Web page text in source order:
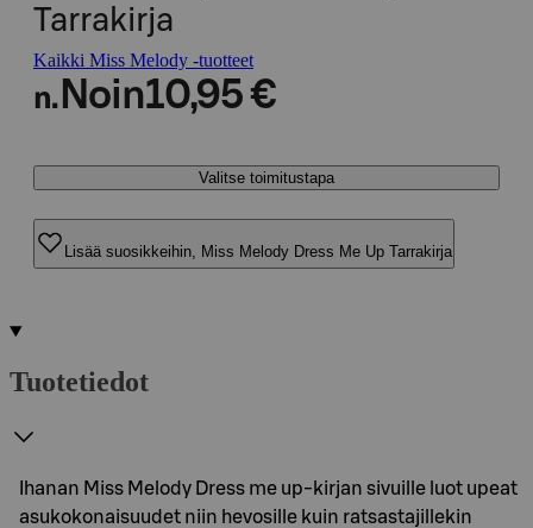
Tarrakirja
Kaikki Miss Melody -tuotteet
n. Noin10,95 €
Valitse toimitustapa
Lisää suosikkeihin, Miss Melody Dress Me Up Tarrakirja
Tuotetiedot
Ihanan Miss Melody Dress me up-kirjan sivuille luot upeat
asukokonaisuudet niin hevosille kuin ratsastajillekin